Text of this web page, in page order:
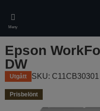
main
content
Meny
Epson
DW
Utgått SKU: C11CB30301
Prisbelönt